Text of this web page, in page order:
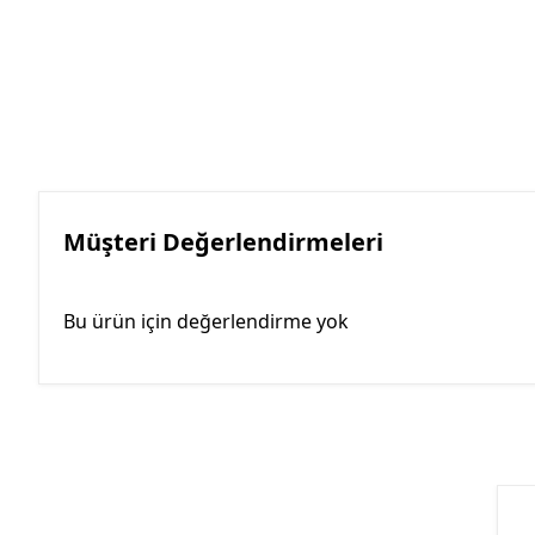
Müşteri Değerlendirmeleri
Bu ürün için değerlendirme yok